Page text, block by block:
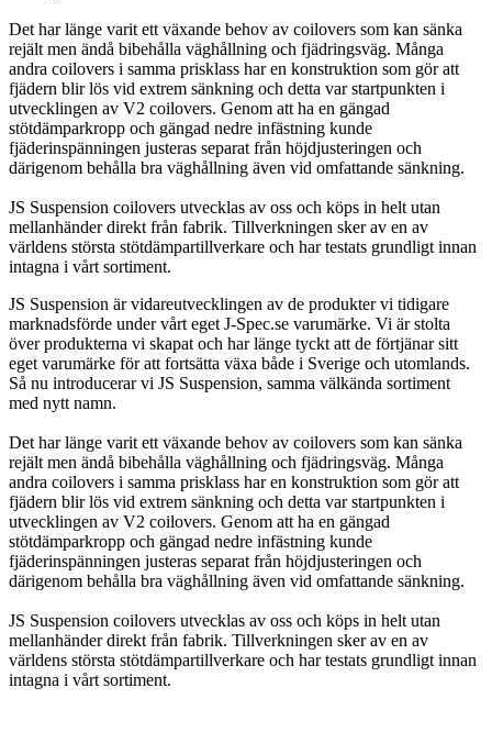
Det har länge varit ett växande behov av coilovers som kan sänka
rejält men ändå bibehålla väghållning och fjädringsväg. Många
andra coilovers i samma prisklass har en konstruktion som gör att
fjädern blir lös vid extrem sänkning och detta var startpunkten i
utvecklingen av V2 coilovers. Genom att ha en gängad
stötdämparkropp och gängad nedre infästning kunde
fjäderinspänningen justeras separat från höjdjusteringen och
därigenom behålla bra väghållning även vid omfattande sänkning.
JS Suspension coilovers utvecklas av oss och köps in helt utan
mellanhänder direkt från fabrik. Tillverkningen sker av en av
världens största stötdämpartillverkare och har testats grundligt innan
intagna i vårt sortiment.
JS Suspension är vidareutvecklingen av de produkter vi tidigare
marknadsförde under vårt eget J-Spec.se varumärke. Vi är stolta
över produkterna vi skapat och har länge tyckt att de förtjänar sitt
eget varumärke för att fortsätta växa både i Sverige och utomlands.
Så nu introducerar vi JS Suspension, samma välkända sortiment
med nytt namn.
Det har länge varit ett växande behov av coilovers som kan sänka
rejält men ändå bibehålla väghållning och fjädringsväg. Många
andra coilovers i samma prisklass har en konstruktion som gör att
fjädern blir lös vid extrem sänkning och detta var startpunkten i
utvecklingen av V2 coilovers. Genom att ha en gängad
stötdämparkropp och gängad nedre infästning kunde
fjäderinspänningen justeras separat från höjdjusteringen och
därigenom behålla bra väghållning även vid omfattande sänkning.
JS Suspension coilovers utvecklas av oss och köps in helt utan
mellanhänder direkt från fabrik. Tillverkningen sker av en av
världens största stötdämpartillverkare och har testats grundligt innan
intagna i vårt sortiment.